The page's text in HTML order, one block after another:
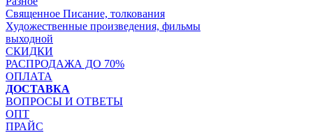
Священное Писание, толкования
Художественные произведения, фильмы
выходной
СКИДКИ
РАСПРОДАЖА ДО 70%
ОПЛАТА
ДОСТАВКА
ВОПРОСЫ И ОТВЕТЫ
ОПТ
ПРАЙС